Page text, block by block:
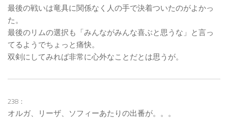
最後の戦いは竜具に関係なく人の手で決着ついたのがよかっ
た。
最後のリムの選択も「みんながみんな喜ぶと思うな」と言っ
てるようでちょっと痛快。
双剣にしてみれば非常に心外なことだとは思うが。
238：
オルガ、リーザ、ソフィーあたりの出番が。。。